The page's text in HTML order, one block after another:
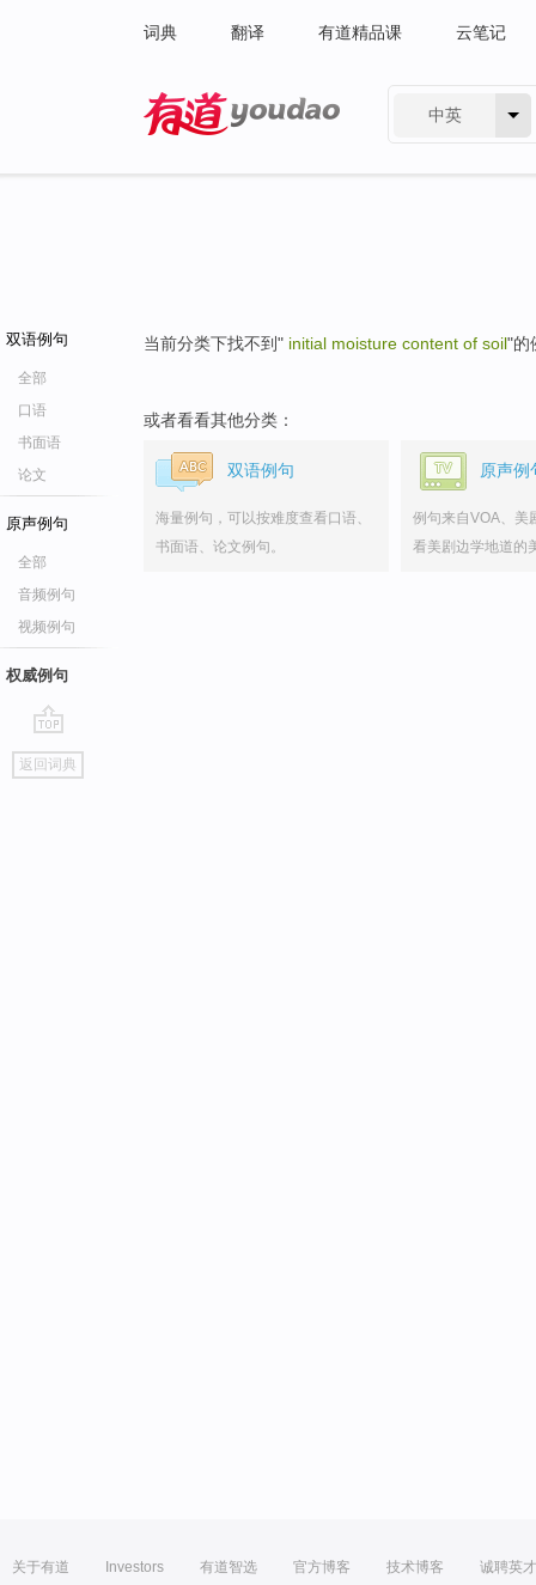
词典 翻译 有道精品课 云笔记
中英
双语例句
全部
口语
书面语
论文
原声例句
全部
音频例句
视频例句
权威例句
go
top
返回词典
当前分类下找不到" initial moisture content of soil"的
或者看看其他分类：
双语例句
海量例句，可以按难度查看口语、
书面语、论文例句。
原声例
例句来自VOA、美
看美剧边学地道的
关于有道 Investors 有道智选 官方博客 技术博客 诚聘英才